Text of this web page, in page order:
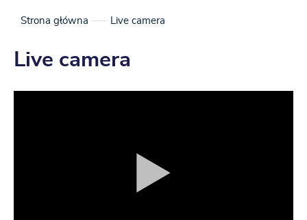
Strona główna Live camera
Live camera